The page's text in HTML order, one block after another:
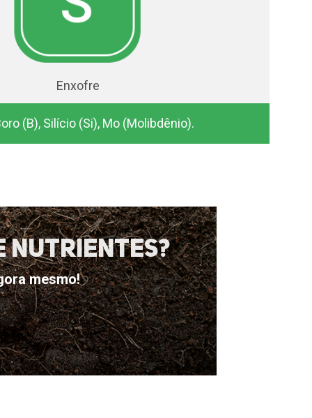
Enxofre
(B), Silício (Si), Mo (Molibdênio).
Nutrientes?
mesmo!